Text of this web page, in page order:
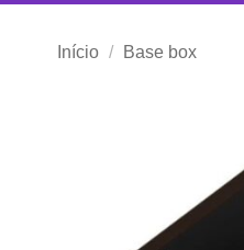
Início / Base box